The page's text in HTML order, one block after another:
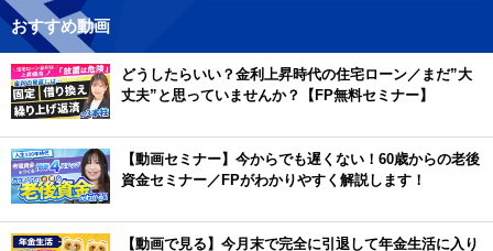
おすすめ動画
どうしたらいい？金利上昇時代の住宅ローン／まだ”大
丈夫”と思っていませんか？【FP無料セミナー】
【動画セミナー】今からでも遅くない！60歳からの老後
資金セミナー／FPがわかりやすく解説します！
【動画で見る】今月末で完全に引退して年金生活に入り